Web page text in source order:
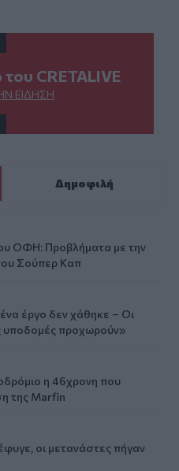
του CRETALIVE
ΕΊΔΗΣΗ
Δημοφιλή
ΟΦΗ: Προβλήματα με την
Σούπερ Καπ
έργο δεν χάθηκε – Οι
υποδομές προχωρούν»
η 46χρονη που
της Marfin
οι μετανάστες πήγαν